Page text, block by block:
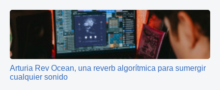
Arturia Rev Ocean, una reverb algorítmica para sumergir
cualquier sonido